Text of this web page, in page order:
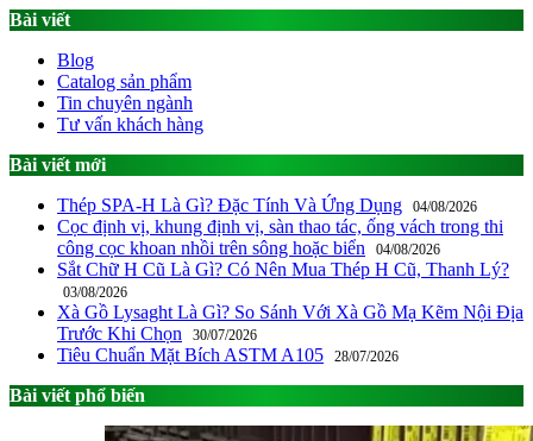
Bài viết
Blog
Catalog sản phẩm
Tin chuyên ngành
Tư vấn khách hàng
Bài viết mới
Thép SPA-H Là Gì? Đặc Tính Và Ứng Dụng
04/08/2026
Cọc định vị, khung định vị, sàn thao tác, ống vách trong thi
công cọc khoan nhồi trên sông hoặc biển
04/08/2026
Sắt Chữ H Cũ Là Gì? Có Nên Mua Thép H Cũ, Thanh Lý?
03/08/2026
Xà Gồ Lysaght Là Gì? So Sánh Với Xà Gồ Mạ Kẽm Nội Địa
Trước Khi Chọn
30/07/2026
Tiêu Chuẩn Mặt Bích ASTM A105 28/07/2026
Bài viết phổ biến